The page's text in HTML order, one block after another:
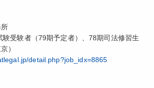
験受験者（79期予定者）、78期司法修習生
）
detail.php?job_idx=8865